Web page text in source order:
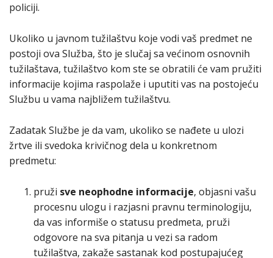
policiji.
Ukoliko u javnom tužilaštvu koje vodi vaš predmet ne
postoji ova Služba, što je slučaj sa većinom osnovnih
tužilaštava, tužilaštvo kom ste se obratili će vam pružiti
informacije kojima raspolaže i uputiti vas na postojeću
Službu u vama najbližem tužilaštvu.
Zadatak Službe je da vam, ukoliko se nađete u ulozi
žrtve ili svedoka krivičnog dela u konkretnom
predmetu:
pruži sve neophodne informacije, objasni vašu
procesnu ulogu i razjasni pravnu terminologiju,
da vas informiše o statusu predmeta, pruži
odgovore na sva pitanja u vezi sa radom
tužilaštva, zakaže sastanak kod postupajućeg